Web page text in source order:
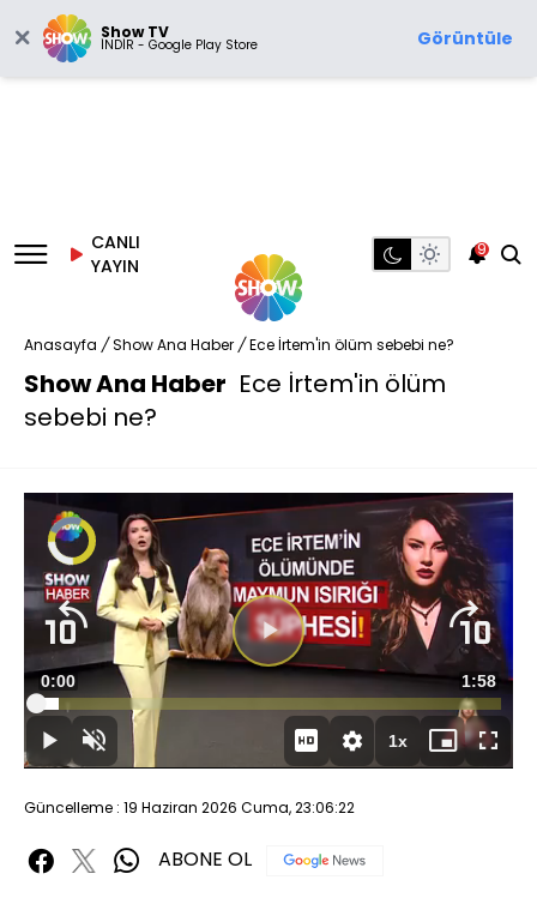
Show TV
İNDİR - Google Play Store Görüntüle
CANLI
YAYIN
9
Anasayfa / Show Ana Haber / Ece İrtem'in ölüm sebebi ne?
Show Ana Haber Ece İrtem'in ölüm
sebebi ne?
Video
Oynatıcısı
yükleniyor.
Videoyu
Oynat
OynatSesi
Aç
Süre
0:00 Toplam
Süre
1:58
Yüklendi:
5.02%
1xOynatma
Hızı
Mini
oynatıcı
Tam
Ekran
Güncelleme : 19 Haziran 2026 Cuma, 23:06:22
ABONE OL